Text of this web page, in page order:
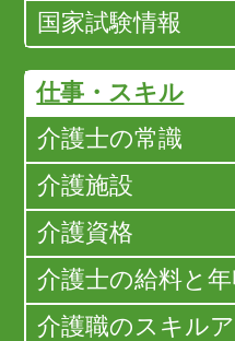
国家試験情報
仕事・スキル
介護士の常識
介護施設
介護資格
介護士の給料と年
介護職のスキル